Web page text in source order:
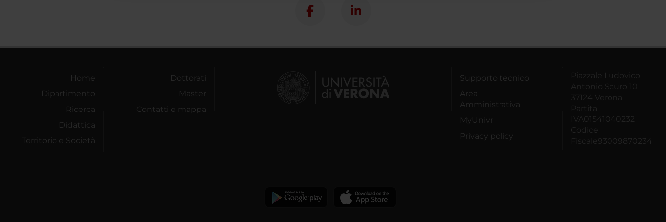
Home
Dipartimento
Ricerca
Didattica
Territorio e Società
Dottorati
Master
Contatti e mappa
Supporto tecnico
Area
Amministrativa
MyUnivr
Privacy policy
Piazzale Ludovico
Antonio Scuro 10
37124 Verona
Partita
IVA01541040232
Codice
Fiscale93009870234